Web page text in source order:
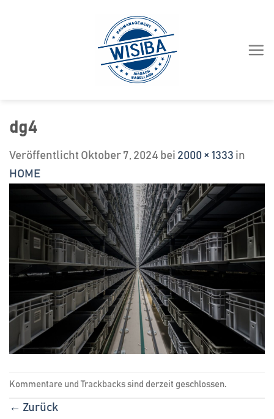
dg4
Veröffentlicht Oktober 7, 2024 bei 2000 × 1333 in
HOME
Kommentare und Trackbacks sind derzeit geschlossen.
← Zurück